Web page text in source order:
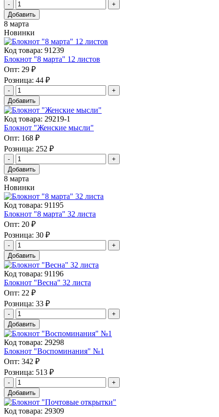
Добавить
8 марта
Новинки
Код товара: 91239
Блокнот "8 марта" 12 листов
Опт: 29 ₽
Розница: 44 ₽
Добавить
Код товара: 29219-1
Блокнот "Женские мысли"
Опт: 168 ₽
Розница: 252 ₽
Добавить
8 марта
Новинки
Код товара: 91195
Блокнот "8 марта" 32 листа
Опт: 20 ₽
Розница: 30 ₽
Добавить
Код товара: 91196
Блокнот "Весна" 32 листа
Опт: 22 ₽
Розница: 33 ₽
Добавить
Код товара: 29298
Блокнот "Воспоминания" №1
Опт: 342 ₽
Розница: 513 ₽
Добавить
Код товара: 29309